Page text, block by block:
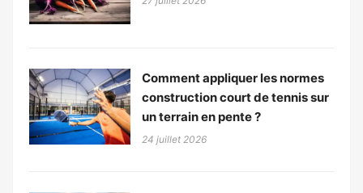
Comment appliquer les normes
construction court de tennis sur
un terrain en pente ?
24 juillet 2026